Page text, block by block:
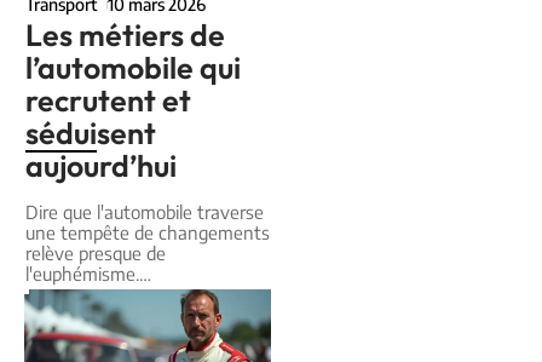
Transport 10 mars 2026
Les métiers de
l’automobile qui
recrutent et
séduisent
aujourd’hui
Dire que l'automobile traverse
une tempête de changements
relève presque de
l'euphémisme.…